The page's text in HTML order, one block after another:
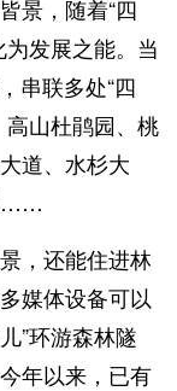
景，随着“四
发展之能。当
串联多处“四
高山杜鹃园、桃
道、水杉大
……
，还能住进林
媒体设备可以
”环游森林隧
年以来，已有